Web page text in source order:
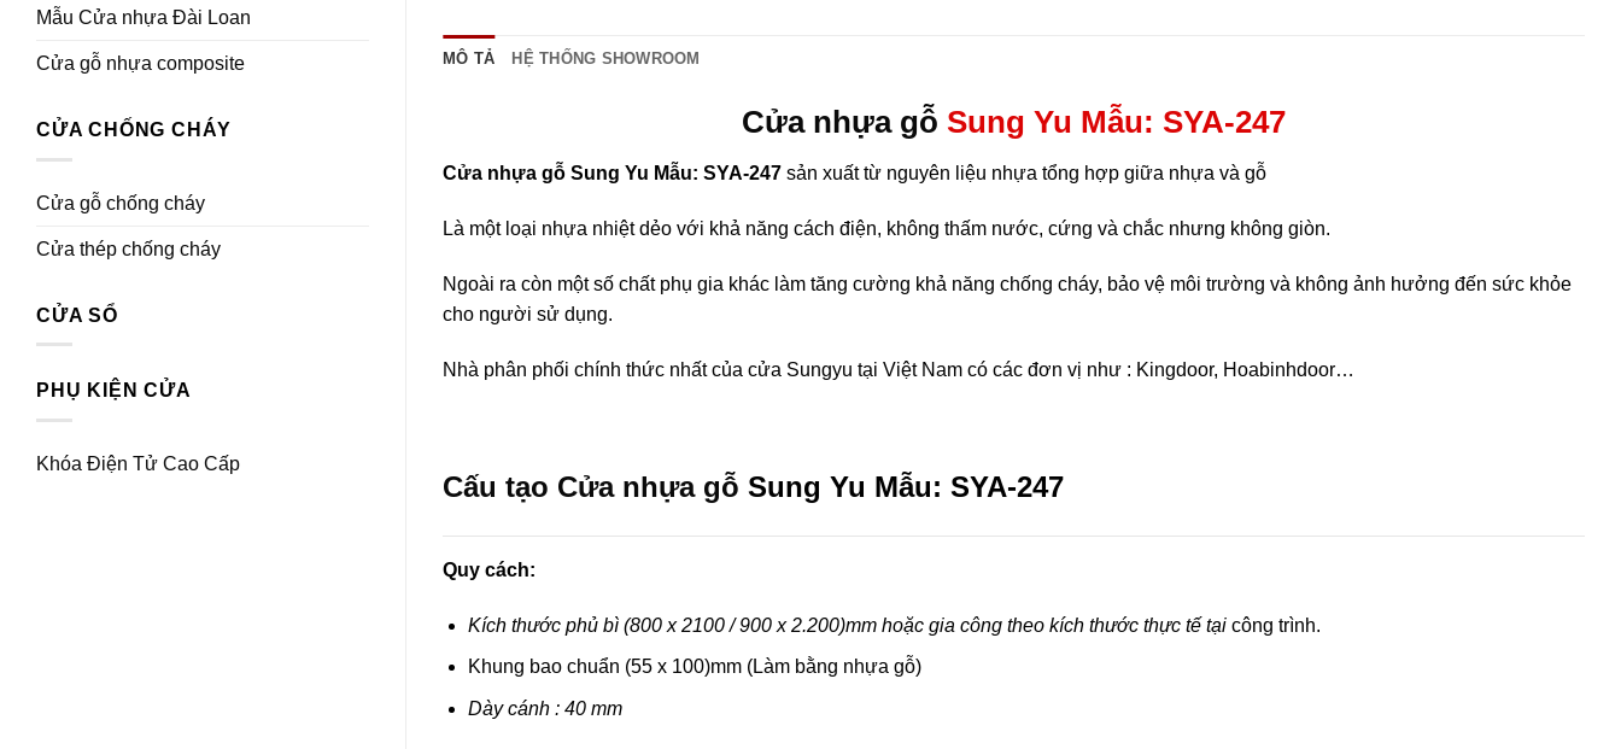
Mẫu Cửa nhựa Đài Loan
Cửa gỗ nhựa composite
CỬA CHỐNG CHÁY
Cửa gỗ chống cháy
Cửa thép chống cháy
CỬA SỔ
PHỤ KIỆN CỬA
Khóa Điện Tử Cao Cấp
MÔ TẢ HỆ THỐNG SHOWROOM
Cửa nhựa gỗ Sung Yu Mẫu: SYA-247
Cửa nhựa gỗ Sung Yu Mẫu: SYA-247 sản xuất từ nguyên liệu nhựa tổng hợp giữa nhựa và gỗ
Là một loại nhựa nhiệt dẻo với khả năng cách điện, không thấm nước, cứng và chắc nhưng không giòn.
Ngoài ra còn một số chất phụ gia khác làm tăng cường khả năng chống cháy, bảo vệ môi trường và không ảnh hưởng đến sức khỏe
cho người sử dụng.
Nhà phân phối chính thức nhất của cửa Sungyu tại Việt Nam có các đơn vị như : Kingdoor, Hoabinhdoor…
Cấu tạo Cửa nhựa gỗ Sung Yu Mẫu: SYA-247
Quy cách:
Kích thước phủ bì (800 x 2100 / 900 x 2.200)mm hoặc gia công theo kích thước thực tế tại công trình.
Khung bao chuẩn (55 x 100)mm (Làm bằng nhựa gỗ)
Dày cánh : 40 mm